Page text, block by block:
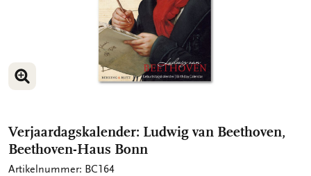
VERGROOT AFBEELDING
VERGROOT AFBEELDING
Verjaardagskalender: Ludwig van Beethoven,
Beethoven-Haus Bonn
Artikelnummer: BC164